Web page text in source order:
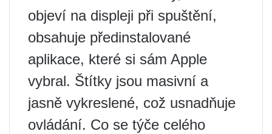
objeví na displeji při spuštění,
obsahuje předinstalované
aplikace, které si sám Apple
vybral. Štítky jsou masivní a
jasně vykreslené, což usnadňuje
ovládání. Co se týče celého